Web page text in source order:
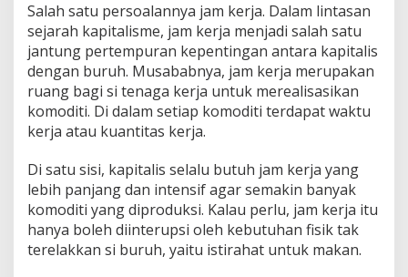
Salah satu persoalannya jam kerja. Dalam lintasan
sejarah kapitalisme, jam kerja menjadi salah satu
jantung pertempuran kepentingan antara kapitalis
dengan buruh. Musababnya, jam kerja merupakan
ruang bagi si tenaga kerja untuk merealisasikan
komoditi. Di dalam setiap komoditi terdapat waktu
kerja atau kuantitas kerja.
Di satu sisi, kapitalis selalu butuh jam kerja yang
lebih panjang dan intensif agar semakin banyak
komoditi yang diproduksi. Kalau perlu, jam kerja itu
hanya boleh diinterupsi oleh kebutuhan fisik tak
terelakkan si buruh, yaitu istirahat untuk makan.